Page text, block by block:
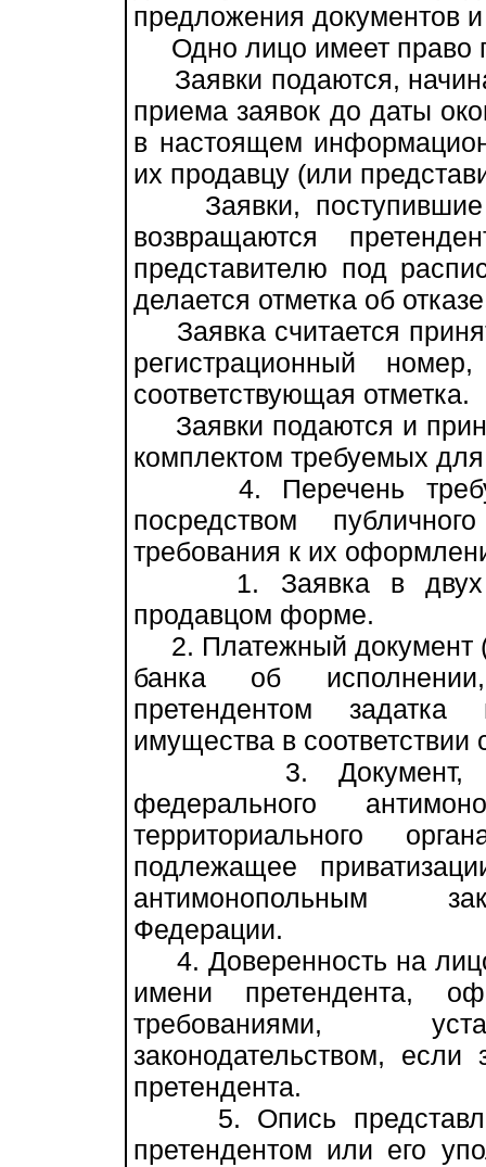
предложения документов
Одно лицо имеет право
Заявки подаются,
приема заявок до даты
в настоящем
их продавцу (или
Заявки, поступившие
возвращаются
представителю под
делается отметка об
Заявка считается
регистрационный
соответствующая отметка.
Заявки подаются и
комплектом требуемых
4. Перечень
посредством
требования к их
1. Заявка в двух
продавцом форме.
2. Платежный документ
банка об
претендентом
имущества в соответствии
3. Документ,
федерального
территориального
подлежащее
антимонопольным
Федерации.
4. Доверенность на
имени претендента,
требованиями,
законодательством, если
претендента.
5. Опись
претендентом или его